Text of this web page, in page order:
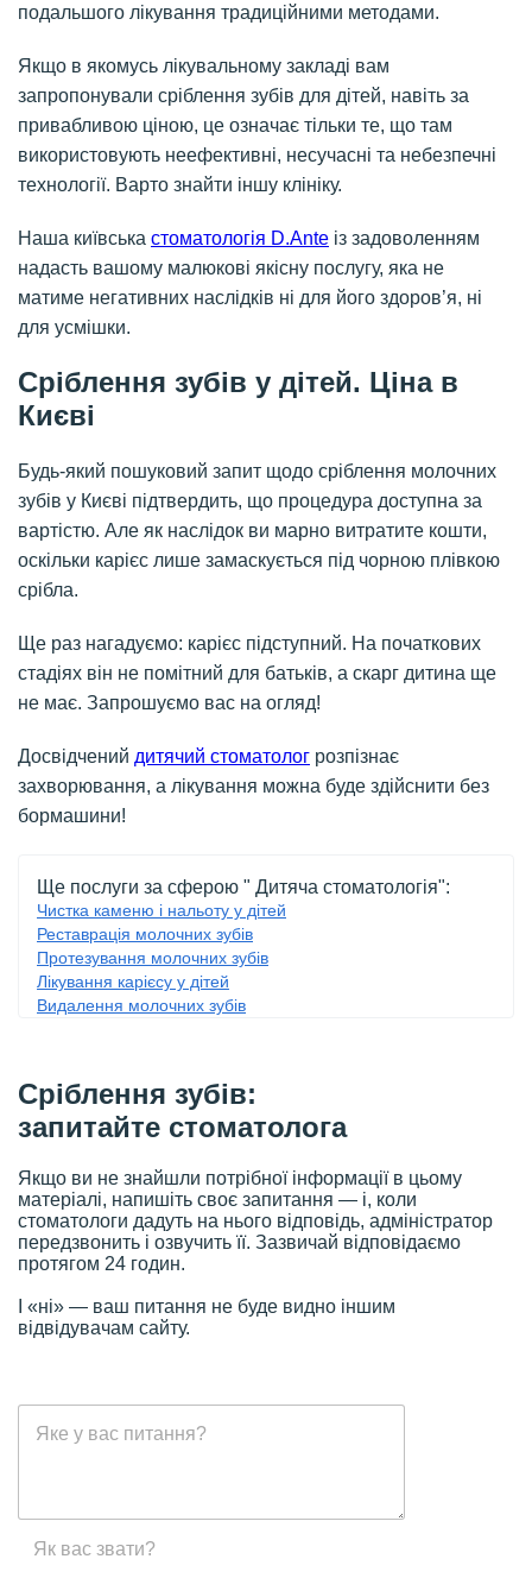
подальшого лікування традиційними методами.
Якщо в якомусь лікувальному закладі вам
запропонували сріблення зубів для дітей, навіть за
привабливою ціною, це означає тільки те, що там
використовують неефективні, несучасні та небезпечні
технології. Варто знайти іншу клініку.
Наша київська стоматологія D.Ante із задоволенням
надасть вашому малюкові якісну послугу, яка не
матиме негативних наслідків ні для його здоров’я, ні
для усмішки.
Сріблення зубів у дітей. Ціна в
Києві
Будь-який пошуковий запит щодо сріблення молочних
зубів у Києві підтвердить, що процедура доступна за
вартістю. Але як наслідок ви марно витратите кошти,
оскільки карієс лише замаскується під чорною плівкою
срібла.
Ще раз нагадуємо: карієс підступний. На початкових
стадіях він не помітний для батьків, а скарг дитина ще
не має. Запрошуємо вас на огляд!
Досвідчений дитячий стоматолог розпізнає
захворювання, а лікування можна буде здійснити без
бормашини!
Ще послуги за сферою " Дитяча стоматологія":
Чистка каменю і нальоту у дітей
Реставрація молочних зубів
Протезування молочних зубів
Лікування карієсу у дітей
Видалення молочних зубів
Сріблення зубів:
запитайте стоматолога
Якщо ви не знайшли потрібної інформації в цьому
матеріалі, напишіть своє запитання — і, коли
стоматологи дадуть на нього відповідь, адміністратор
передзвонить і озвучить її. Зазвичай відповідаємо
протягом 24 годин.
І «ні» — ваш питання не буде видно іншим
відвідувачам сайту.